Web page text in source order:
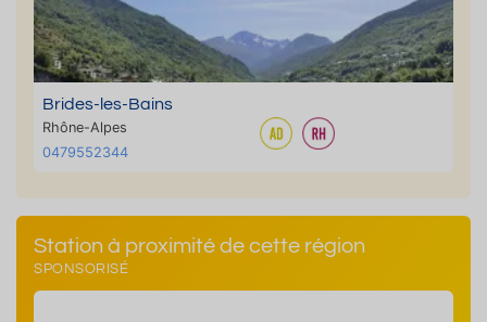
Brides-les-Bains
Rhône-Alpes
0479552344
Station à proximité de cette région
SPONSORISÉ